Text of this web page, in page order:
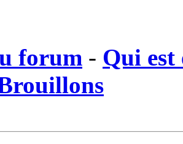
forum - Qui est